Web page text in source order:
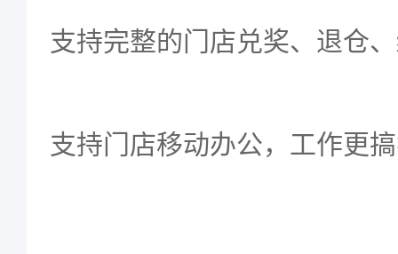
支持完整的门店兑奖、退仓
支持门店移动办公，工作更